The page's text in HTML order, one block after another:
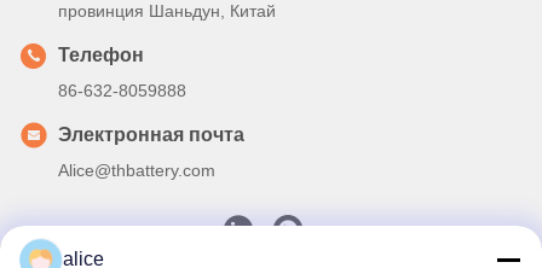
провинция Шаньдун, Китай
Телефон
86-632-8059888
Электронная почта
Alice@thbattery.com
alice